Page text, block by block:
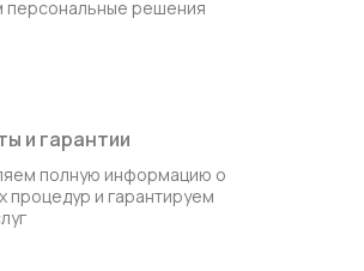
персональные решения
полную информацию о
процедур и гарантируем
и гарантии